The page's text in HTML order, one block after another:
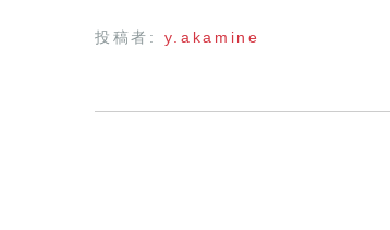
投稿者: y.akamine